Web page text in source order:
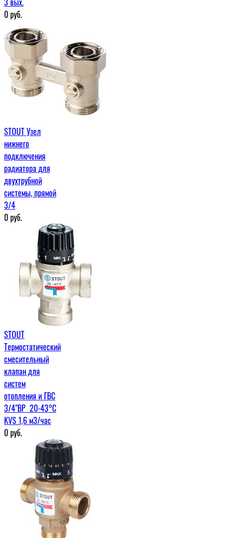
0руб.
STOUT Узел
нижнего
подключения
радиатора для
двухтрубной
системы, прямой
3/4
0руб.
STOUT
Термостатический
смесительный
клапан для
систем
отопления и ГВС
3/4"ВР 20-43°С
KVS 1,6 м3/час
0руб.